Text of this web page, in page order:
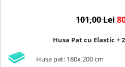
101,00 Lei
Husa Pat cu Elastic +
Husa pat: 180x 200 cm